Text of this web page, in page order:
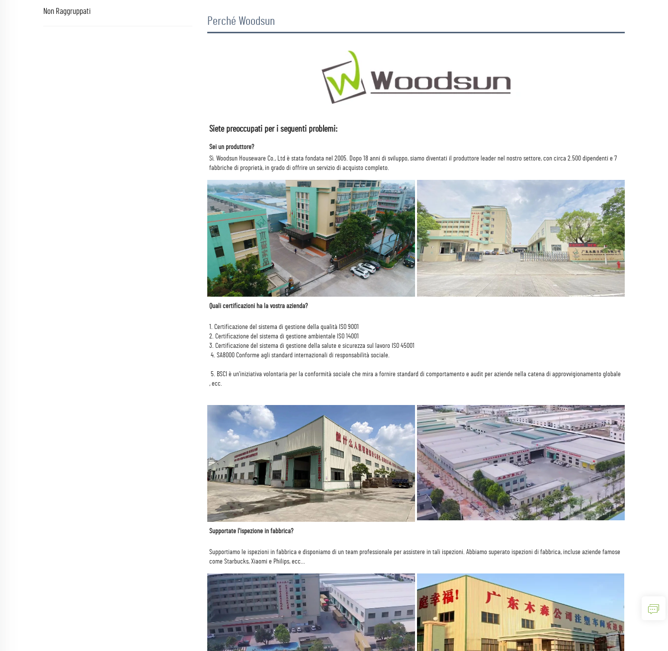
Non Raggruppati
Perché Woodsun
Siete preoccupati per i seguenti problemi:
Sei un produttore?
Sì. Woodsun Houseware Co., Ltd è stata fondata nel 2005. Dopo 18 anni di sviluppo, siamo diventati il produttore leader nel nostro settore, con circa 2.500 dipendenti e 7
fabbriche di proprietà, in grado di offrire un servizio di acquisto completo.
Quali certificazioni ha la vostra azienda?
1. Certificazione del sistema di gestione della qualità ISO 9001
2. Certificazione del sistema di gestione ambientale ISO 14001
3. Certificazione del sistema di gestione della salute e sicurezza sul lavoro ISO 45001
4. SA8000 Conforme agli standard internazionali di responsabilità sociale.
5.
, ecc.
Supportate l'ispezione in fabbrica?
Supportiamo le ispezioni in fabbrica e disponiamo di un team professionale per assistere in tali ispezioni. Abbiamo superato ispezioni di fabbrica, incluse aziende famose
come Starbucks, Xiaomi e Philips, ecc...